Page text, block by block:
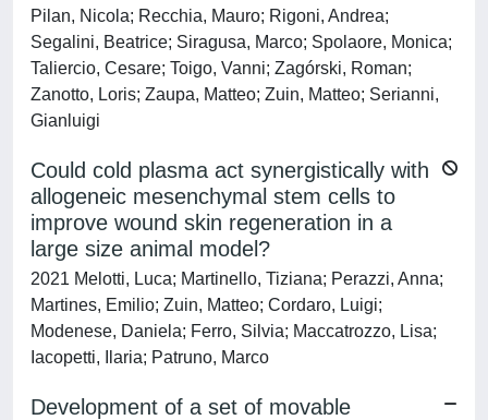
Pilan, Nicola; Recchia, Mauro; Rigoni, Andrea;
Segalini, Beatrice; Siragusa, Marco; Spolaore, Monica;
Taliercio, Cesare; Toigo, Vanni; Zagórski, Roman;
Zanotto, Loris; Zaupa, Matteo; Zuin, Matteo; Serianni,
Gianluigi
Could cold plasma act synergistically with
allogeneic mesenchymal stem cells to
improve wound skin regeneration in a
large size animal model?
2021 Melotti, Luca; Martinello, Tiziana; Perazzi, Anna;
Martines, Emilio; Zuin, Matteo; Cordaro, Luigi;
Modenese, Daniela; Ferro, Silvia; Maccatrozzo, Lisa;
Iacopetti, Ilaria; Patruno, Marco
Development of a set of movable